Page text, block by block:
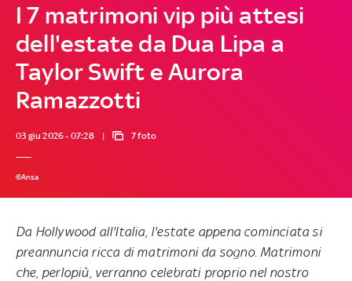
I 7 matrimoni vip più attesi
dell'estate da Dua Lipa a
Taylor Swift e Aurora
Ramazzotti
03 giu 2026 - 07:28 7 foto
©Ansa
Da Hollywood all'Italia, l'estate appena cominciata si
preannuncia ricca di matrimoni da sogno. Matrimoni
che, perlopiù, verranno celebrati proprio nel nostro